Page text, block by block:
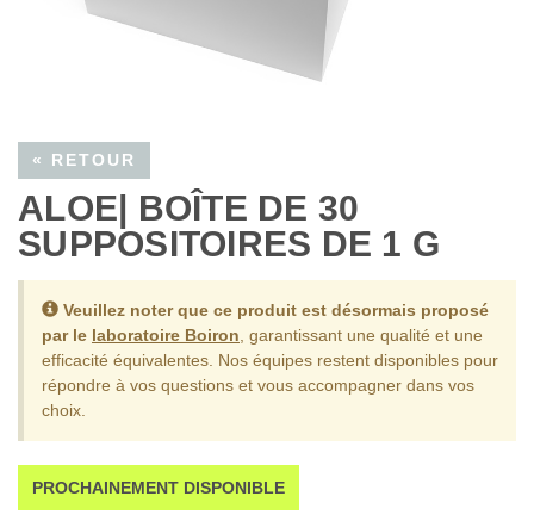
« RETOUR
ALOE| BOÎTE DE 30
SUPPOSITOIRES DE 1 G
Veuillez noter que ce produit est désormais proposé
par le laboratoire Boiron , garantissant une qualité et une
efficacité équivalentes. Nos équipes restent disponibles pour
répondre à vos questions et vous accompagner dans vos
choix.
PROCHAINEMENT DISPONIBLE